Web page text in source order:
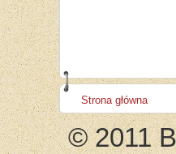
Strona główna
© 2011